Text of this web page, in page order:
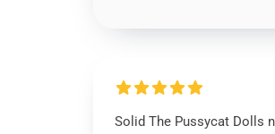
Solid The Pussycat Dolls